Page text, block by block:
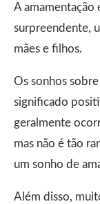
A amamentação
surpreendente,
mães e filhos.
Os sonhos
significado
geralmente
mas não é tão
um sonho de
Além disso,